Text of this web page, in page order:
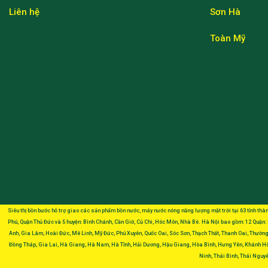
Liên hệ Sơn Hà
Toàn Mỹ
Siêu thị bồn bước hỗ trợ giao các sản phẩm bồn nước, máy nước nóng năng lượng mặt trời tại 63 tỉnh thành:
Phú, Quận Thủ Đức và 5 huyện: Bình Chánh, Cần Giờ, Củ Chi, Hóc Môn, Nhà Bè. Hà Nội bao gồm: 12
Anh, Gia Lâm, Hoài Đức, Mê Linh, Mỹ Đức, Phú Xuyên, Quốc Oai, Sóc Sơn, Thạch Thất, Thanh Oai,
Đồng Tháp, Gia Lai, Hà Giang, Hà Nam, Hà Tĩnh, Hải Dương, Hậu Giang, Hòa Bình, Hưng Yên, Khánh
Ninh, Thái Bình, Thái